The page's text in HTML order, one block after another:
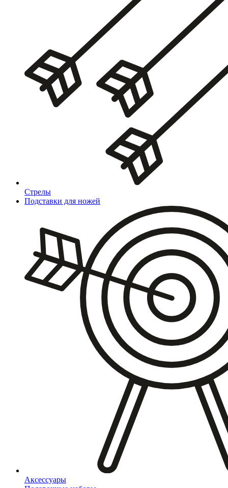
Стрелы
Подставки для ножей
Аксессуары